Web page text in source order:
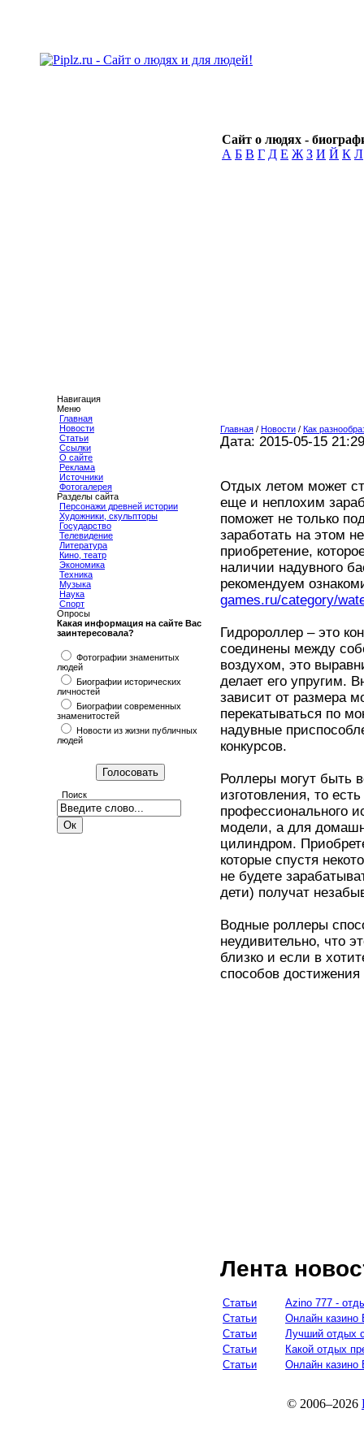
Сайт о людях -
А Б В Г Д Е Ж З И Й К Л
Навигация
Меню
Главная
Новости
Статьи
Ссылки
О сайте
Реклама
Источники
Фотогалерея
Разделы сайта
Персонажи древней истории
Художники, скульпторы
Государство
Телевидение
Литература
Кино, театр
Экономика
Техника
Музыка
Наука
Спорт
Опросы
Какая информация на сайте Вас
заинтересовала?
Фотографии знаменитых
людей
Биографии исторических
личностей
Биографии современных
знаменитостей
Новости из жизни публичных
людей
Поиск
Главная / Новости / Как
Дата: 2015-05-15 21:29
Отдых летом может
еще и неплохим
поможет не только
заработать на этом
приобретение,
наличии надувного
рекомендуем
games.ru/category/
Гидророллер – это
соединены между
воздухом, это
делает его упругим.
зависит от размера
перекатываться по
надувные
конкурсов.
Роллеры могут быть
изготовления, то
профессионального
модели, а для
цилиндром.
которые спустя
не будете
дети) получат
Водные роллеры
неудивительно, что
близко и если в
способов достижения
Лента
Статьи
Azino 777 -
Статьи
Онлайн казино
Статьи
Лучший отдых
Статьи
Какой отдых
Статьи
Онлайн казино
© 2006–2026